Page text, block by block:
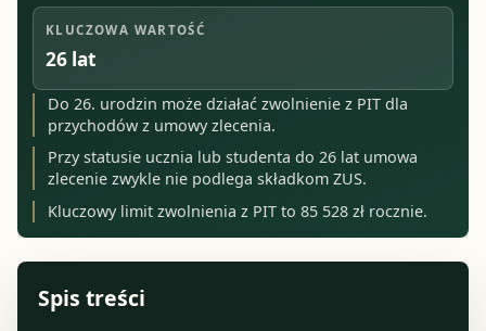
KLUCZOWA WARTOŚĆ
26 lat
Do 26. urodzin może działać zwolnienie z PIT dla
przychodów z umowy zlecenia.
Przy statusie ucznia lub studenta do 26 lat umowa
zlecenie zwykle nie podlega składkom ZUS.
Kluczowy limit zwolnienia z PIT to 85 528 zł rocznie.
Spis treści